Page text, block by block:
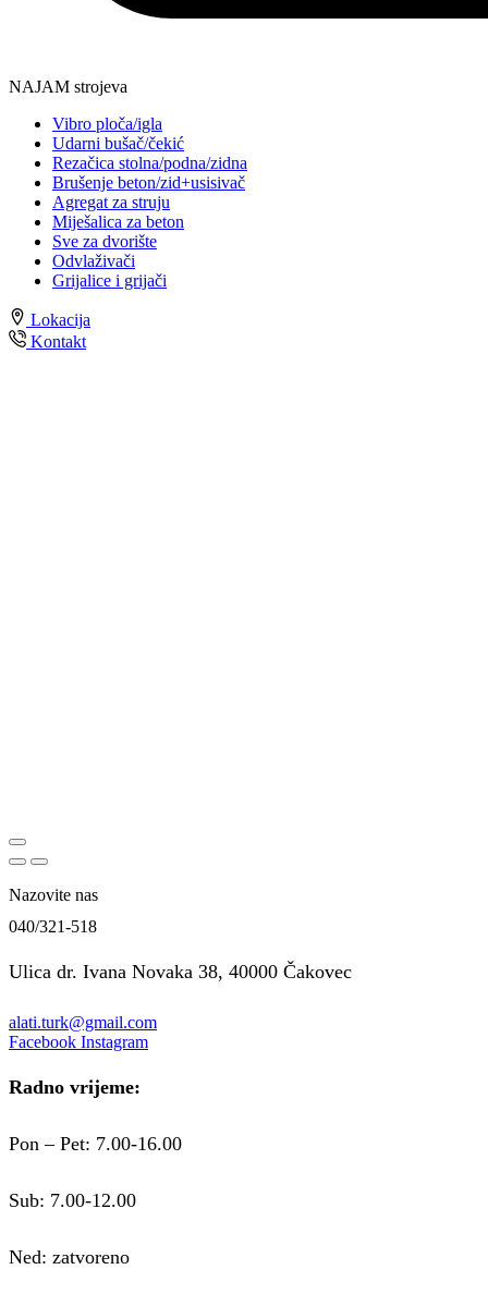
NAJAM strojeva
Vibro ploča/igla
Udarni bušač/čekić
Rezačica stolna/podna/zidna
Brušenje beton/zid+usisivač
Agregat za struju
Miješalica za beton
Sve za dvorište
Odvlaživači
Grijalice i grijači
Lokacija
Kontakt
Nazovite nas
040/321-518
Ulica dr. Ivana Novaka 38, 40000 Čakovec
alati.turk@gmail.com
Facebook Instagram
Radno vrijeme:
Pon – Pet: 7.00-16.00
Sub: 7.00-12.00
Ned: zatvoreno